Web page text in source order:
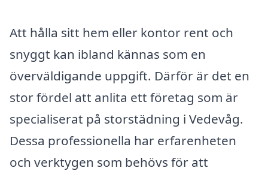
Att hålla sitt hem eller kontor rent och
snyggt kan ibland kännas som en
överväldigande uppgift. Därför är det en
stor fördel att anlita ett företag som är
specialiserat på storstädning i Vedevåg.
Dessa professionella har erfarenheten
och verktygen som behövs för att